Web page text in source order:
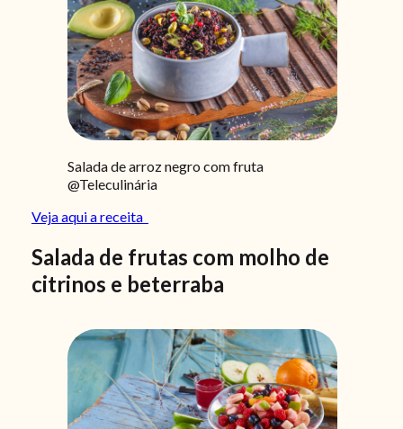
Salada de arroz negro com fruta
@Teleculinária
Veja aqui a receita
Salada de frutas com molho de
citrinos e beterraba